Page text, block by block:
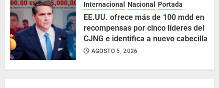
Internacional Nacional Portada
EE.UU. ofrece más de 100 mdd en
recompensas por cinco líderes del
CJNG e identifica a nuevo cabecilla
AGOSTO 5, 2026